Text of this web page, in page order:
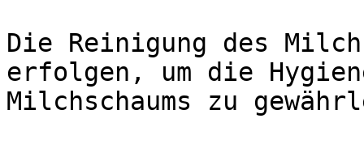
Die Reinigung des
erfolgen, um die
Milchschaums zu